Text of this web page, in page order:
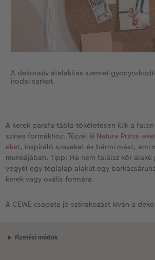
A dekoratív átalakítás szemet
irodai sarkot.
A kerek parafa tábla tökéletesen illik a
színes formákhoz. Tűzzél ki Nature Prints-
eket, inspiráló szavakat és bármi mást, ami
munkájában. Tipp: Ha nem találsz kör
vegyél egy téglalap alakút egy
kerek vagy ovális formára.
A CEWE csapata jó szórakozást kíván a
Fizetési módok